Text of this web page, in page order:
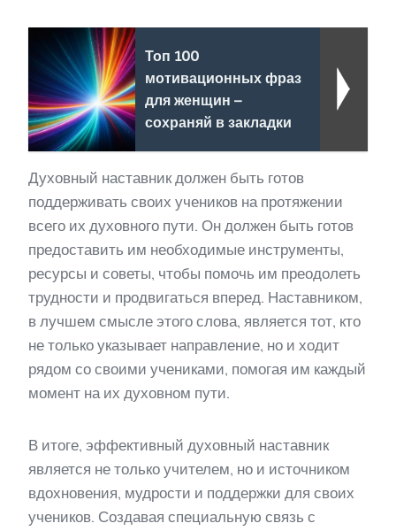
Топ 100
мотивационных фраз
для женщин –
сохраняй в закладки
Духовный наставник должен быть готов
поддерживать своих учеников на протяжении
всего их духовного пути. Он должен быть готов
предоставить им необходимые инструменты,
ресурсы и советы, чтобы помочь им преодолеть
трудности и продвигаться вперед. Наставником,
в лучшем смысле этого слова, является тот, кто
не только указывает направление, но и ходит
рядом со своими учениками, помогая им каждый
момент на их духовном пути.
В итоге, эффективный духовный наставник
является не только учителем, но и источником
вдохновения, мудрости и поддержки для своих
учеников. Создавая специальную связь с